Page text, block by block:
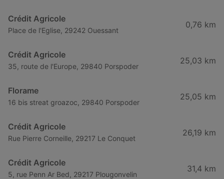
Crédit Agricole
Place de l'Eglise, 29242 Ouessant
0,76 km
Crédit Agricole
35, route de l'Europe, 29840 Porspoder
25,03 km
Florame
16 bis streat groazoc, 29840 Porspoder
25,05 km
Crédit Agricole
Rue Pierre Corneille, 29217 Le Conquet
26,19 km
Crédit Agricole
5, rue Penn Ar Bed, 29217 Plougonvelin
31,4 km